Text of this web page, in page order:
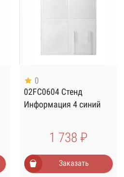
0
02FC0604 Стенд
Информация 4 синий
1 738 ₽
Заказать